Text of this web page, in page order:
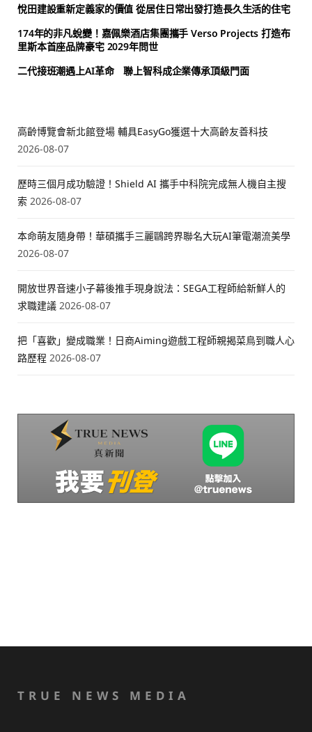
悅田建設重新定義家的價值 從居住日常出發打造長久生活的住宅
174年的非凡蛻變！嘉佩樂酒店集團攜手 Verso Projects 打造布
里斯本首座品牌豪宅 2029年問世
二代接班潮遇上AI革命 聯上智科成企業傳承頂級門面
高齡博覽會新北館登場 輔具EasyGo獲選十大高齡友善科技
2026-08-07
歷時三個月成功驗證！Shield AI 攜手中科院完成無人機自主搜
索 2026-08-07
本命萌友隨身帶！華碩攜手三麗鷗跨界聯名大玩AI筆電潮流美學
2026-08-07
開放世界音速小子幕後推手現身說法：SEGA工程師給新鮮人的
求職建議 2026-08-07
把「喜歡」變成職業！日商Aiming遊戲工程師親揭菜鳥到職人心
路歷程 2026-08-07
TRUE NEWS MEDIA